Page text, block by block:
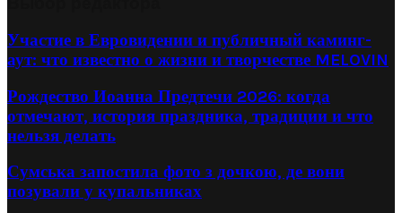
Участие в Евровидении и публичный каминг-
аут: что известно о жизни и творчестве MELOVIN
Рождество Иоанна Предтечи 2026: когда
отмечают, история праздника, традиции и что
нельзя делать
Сумська запостила фото з дочкою, де вони
позували у купальниках